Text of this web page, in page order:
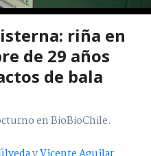
riña en
de 29 años
de bala
en BioBioChile.